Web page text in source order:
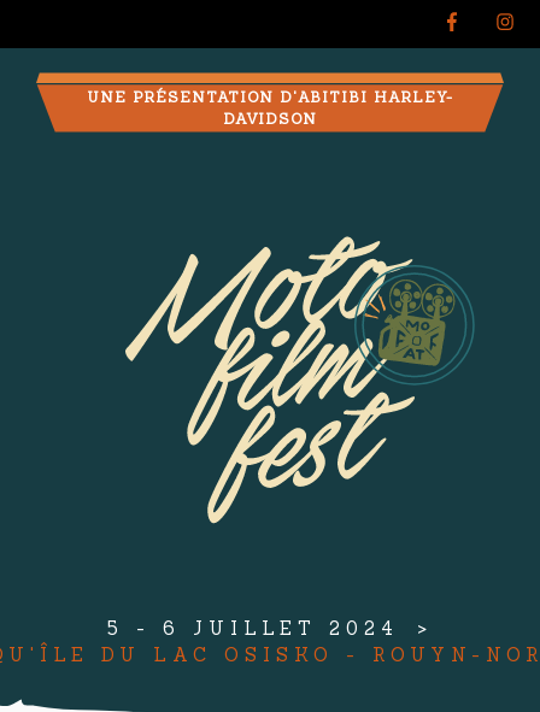
UNE PRÉSENTATION D'ABITIBI HARLEY-
DAVIDSON
5 - 6 JUILLET 2024
DU LAC OSISKO - ROUYN-